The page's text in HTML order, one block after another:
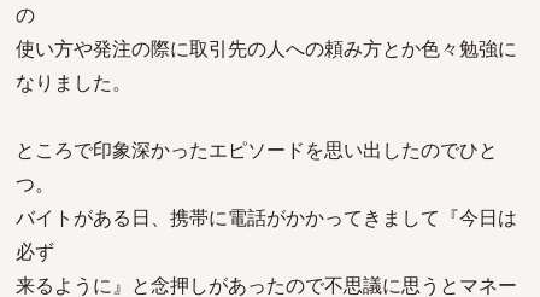
の
使い方や発注の際に取引先の人への頼み方とか色々勉強に
なりました。
ところで印象深かったエピソードを思い出したのでひと
つ。
バイトがある日、携帯に電話がかかってきまして『今日は
必ず
来るように』と念押しがあったので不思議に思うとマネー